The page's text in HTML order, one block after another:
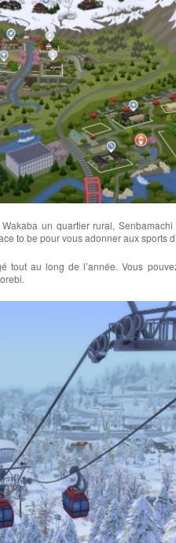
un quartier rural,
to be pour vous adonner aux sports
tout au long de l’année. Vous